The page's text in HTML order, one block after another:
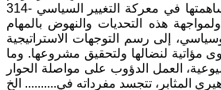
314- وعلى خلفية هذه الاحداث والتطورات، تواجه قوى اليسار والتقدم والديمقراطية في المنطقة مهمة تعزيز مساهمتها في معركة التغيير السياسي
هذه التحديات والنهوض بالمهام
إلى رسم التوجهات الاستراتيجية
قوى مؤاتية لنضالها ولتحقيق مشروعها. وما
والشيوعية، العمل الدؤوب على مواصلة الحوار